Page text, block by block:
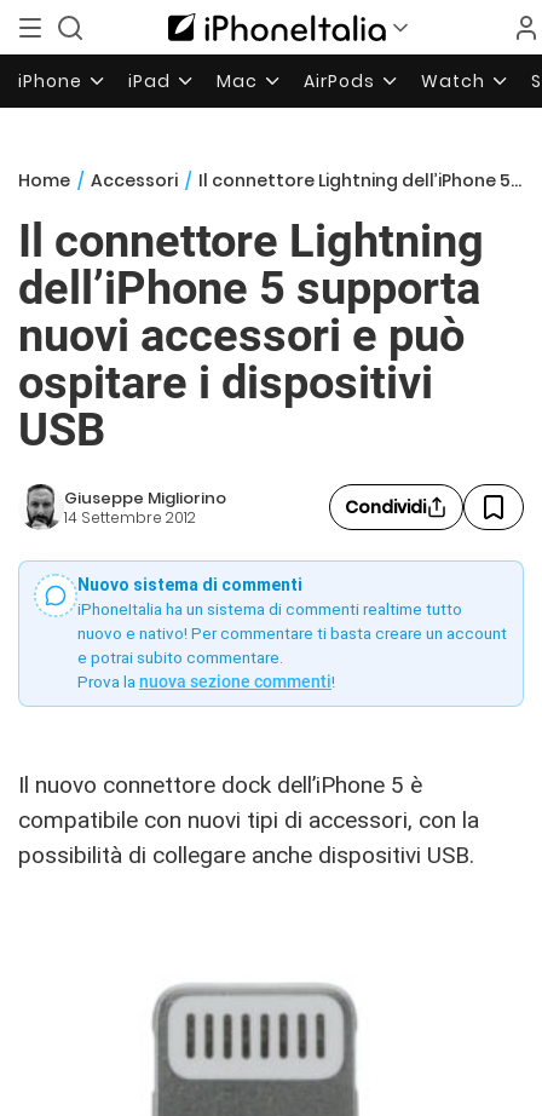
iPhone iPad Mac AirPods Watch
Home / Accessori / Il connettore Lightning dell’iPhone 5 supporta nuovi accessori e può ospitare i dispositivi USB
Il connettore Lightning
dell’iPhone 5 supporta
nuovi accessori e può
ospitare i dispositivi
USB
Giuseppe Migliorino
14 Settembre 2012 Condividi
Nuovo sistema di commenti
iPhoneItalia ha un sistema di commenti realtime tutto
nuovo e nativo! Per commentare ti basta creare un account
e potrai subito commentare.
Prova la nuova sezione commenti!
Il nuovo connettore dock dell’iPhone 5 è
compatibile con nuovi tipi di accessori, con la
possibilità di collegare anche dispositivi USB.